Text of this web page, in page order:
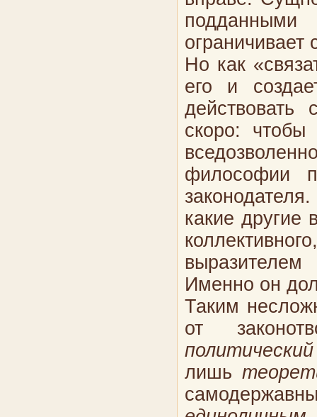
ограничивает
Но как
его и
скоро: чтобы
философии
какие другие
Именно он
Таким
от
лишь